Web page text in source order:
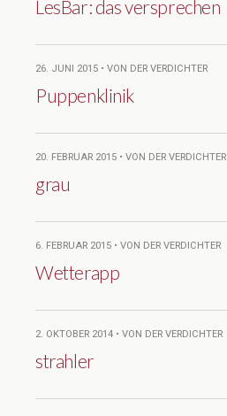
LesBar: das versprechen
26. JUNI 2015 • VON DER VERDICHTER
Puppenklinik
20. FEBRUAR 2015 • VON DER VERDICHTER
grau
6. FEBRUAR 2015 • VON DER VERDICHTER
Wetterapp
2. OKTOBER 2014 • VON DER VERDICHTER
strahler